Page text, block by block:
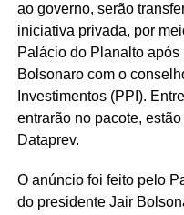
ao governo, serão
iniciativa privada, por
Palácio do Planalto
Bolsonaro com o
Investimentos (PPI).
entrarão no pacote,
Dataprev.
O anúncio foi feito pelo
do presidente Jair